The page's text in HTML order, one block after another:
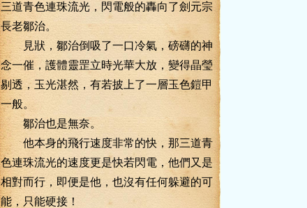
三道青色連珠流光，閃電般的轟向了劍元宗
長老鄒治。
見狀，鄒治倒吸了一口冷氣，磅礴的神
念一催，護體靈罡立時光華大放，變得晶瑩
剔透，玉光湛然，有若披上了一層玉色鎧甲
一般。
鄒治也是無奈。
他本身的飛行速度非常的快，那三道青
色連珠流光的速度更是快若閃電，他們又是
相對而行，即便是他，也沒有任何躲避的可
能，只能硬接！